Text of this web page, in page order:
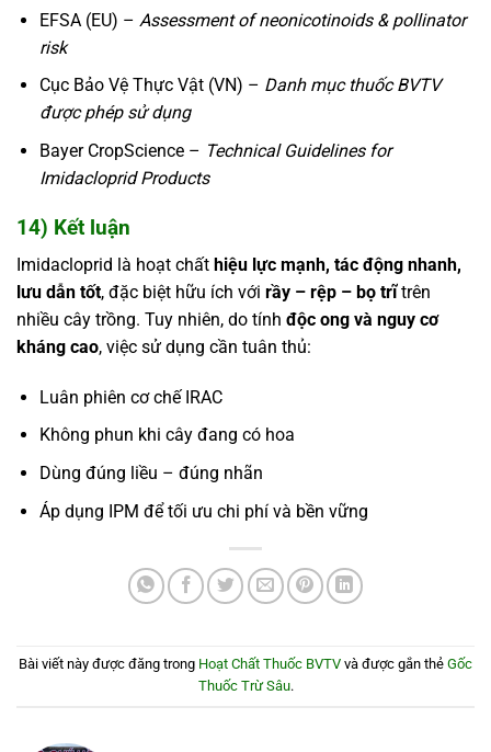
EFSA (EU) – Assessment of neonicotinoids & pollinator
risk
Cục Bảo Vệ Thực Vật (VN) – Danh mục thuốc BVTV
được phép sử dụng
Bayer CropScience – Technical Guidelines for
Imidacloprid Products
14) Kết luận
Imidacloprid là hoạt chất hiệu lực mạnh, tác động nhanh,
lưu dẫn tốt, đặc biệt hữu ích với rầy – rệp – bọ trĩtrên
nhiều cây trồng. Tuy nhiên, do tính độc ong và nguy cơ
kháng cao, việc sử dụng cần tuân thủ:
Luân phiên cơ chế IRAC
Không phun khi cây đang có hoa
Dùng đúng liều – đúng nhãn
Áp dụng IPM để tối ưu chi phí và bền vững
Bài viết này được đăng trong Hoạt Chất Thuốc BVTV và được gắn thẻ Gốc
Thuốc Trừ Sâu.